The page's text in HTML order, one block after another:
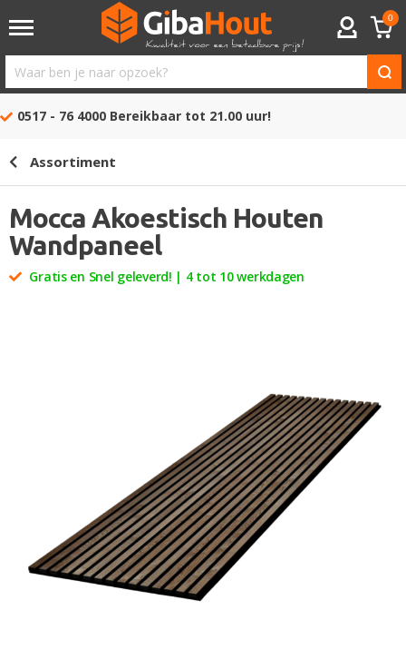
ACCOUNT
0
Waar
ben
opzoek?
0517 - 76 4000 Bereikbaar tot 21.00 uur!
Assortiment
Mocca Akoestisch Houten
Wandpaneel
Gratis en Snel geleverd! | 4 tot 10 werkdagen